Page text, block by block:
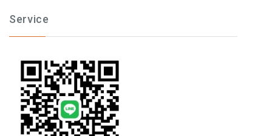
Service